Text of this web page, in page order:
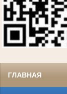
ГЛАВНАЯ